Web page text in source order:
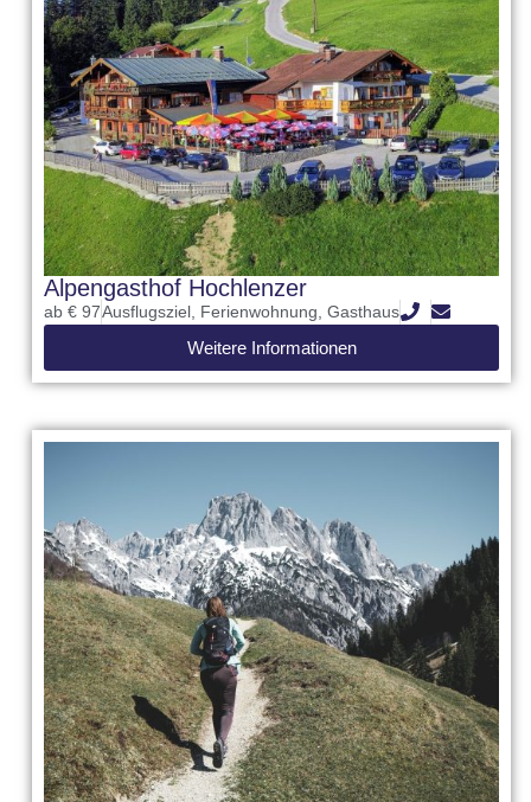
Alpengasthof Hochlenzer
ab € 97Ausflugsziel Ferienwohnung ,Gasthaus
Weitere Informationen